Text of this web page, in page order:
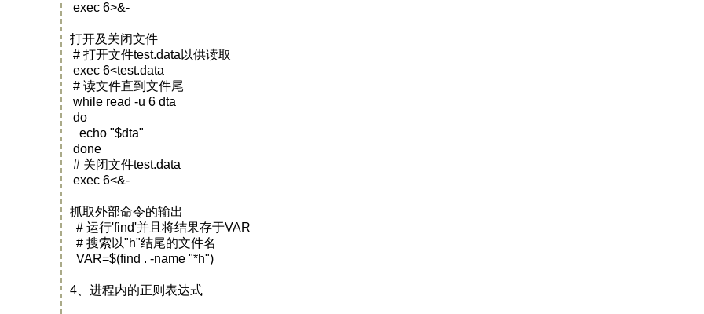
exec 6>&-
打开及关闭文件
# 打开文件test.data以供读取
exec 6<test.data
# 读文件直到文件尾
while read -u 6 dta
do
echo "$dta"
done
# 关闭文件test.data
exec 6<&-
抓取外部命令的输出
# 运行'find'并且将结果存于VAR
# 搜索以"h"结尾的文件名
VAR=$(find . -name "*h")
4、进程内的正则表达式